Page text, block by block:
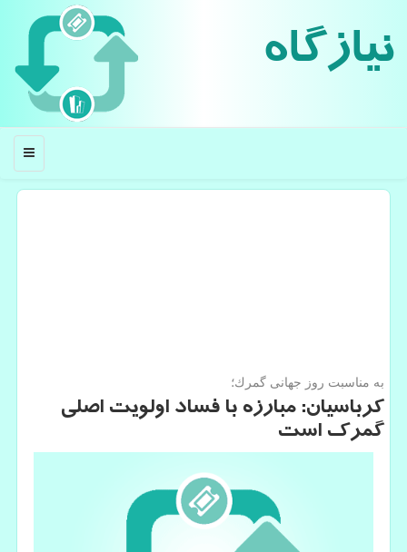
نیازگاه
منو
به مناسبت روز جهانی گمرك؛​
كرباسیان: مبارزه با فساد اولویت اصلی
گمرك است